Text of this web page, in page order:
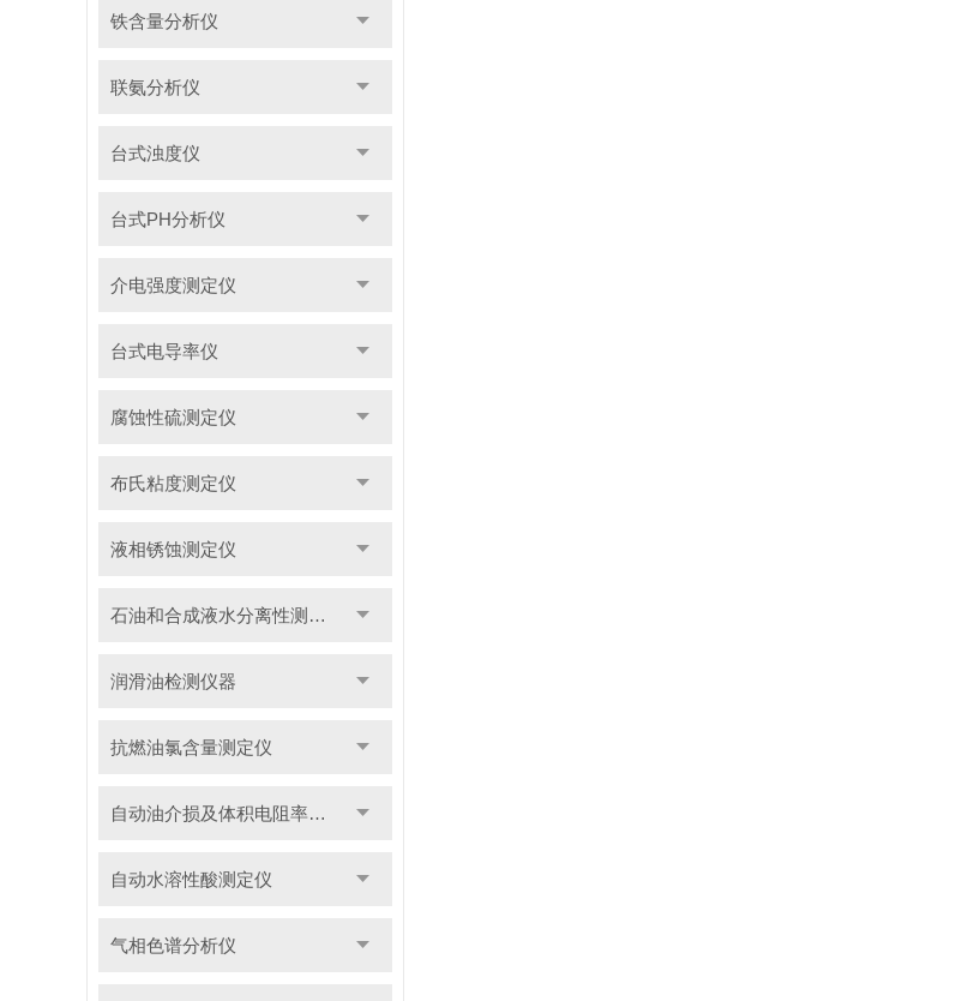
铁含量分析仪
联氨分析仪
台式浊度仪
台式PH分析仪
介电强度测定仪
台式电导率仪
腐蚀性硫测定仪
布氏粘度测定仪
液相锈蚀测定仪
石油和合成液水分离性测定仪
润滑油检测仪器
抗燃油氯含量测定仪
自动油介损及体积电阻率测定仪
自动水溶性酸测定仪
气相色谱分析仪